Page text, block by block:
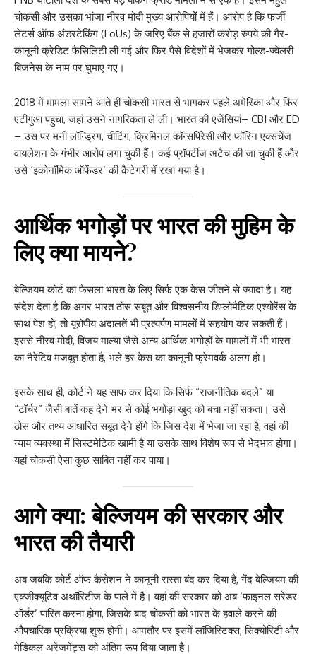
चोकसी और उसका भांजा नीरव मोदी मुख्य आरोपियों में हैं। आरोप है कि फर्जी
लेटर्स ऑफ अंडरटेकिंग (LoUs) के जरिए बैंक से हजारों करोड़ रुपये की गैर-
कानूनी क्रेडिट फैसिलिटी ली गई और फिर पैसे विदेशों में भेजकर गोल्ड-ज्वेलरी
बिजनेस के नाम पर घुमाए गए।
2018 में मामला सामने आते ही चोकसी भारत से भागकर पहले अमेरिका और फिर
एंटीगुआ पहुंचा, जहां उसने नागरिकता ले ली। भारत की एजेंसियां– CBI और ED
– उस पर मनी लॉन्ड्रिंग, चीटिंग, क्रिमिनल कॉन्सपिरेसी और फॉरिन एक्सचेंज
वायलेशन के गंभीर आरोप लगा चुकी हैं। कई प्रॉपर्टीज अटैच की जा चुकी हैं और
उसे ‘इकोनॉमिक ऑफेंडर’ की कैटेगरी में रखा गया है।
आर्थिक भगोड़ों पर भारत की मुहिम के
लिए क्या मायने?
बेल्जियम कोर्ट का फैसला भारत के लिए सिर्फ एक केस जीतने से ज्यादा है। यह
संदेश देता है कि अगर भारत ठोस सबूत और विश्वसनीय डिप्लोमैटिक एश्योरेंस के
साथ पेश हो, तो यूरोपीय अदालतें भी प्रत्यर्पण मामलों में सहयोग कर सकती हैं।
इससे नीरव मोदी, विजय माल्या जैसे अन्य आर्थिक भगोड़ों के मामलों में भी भारत
का नैरेटिव मजबूत होता है, भले हर केस का कानूनी फ्रेमवर्क अलग हो।
इसके साथ ही, कोर्ट ने यह साफ कर दिया कि सिर्फ “राजनीतिक बदले” या
“टॉर्चर” जैसी बातें कह देने भर से कोई भगोड़ा खुद को बचा नहीं सकता। उसे
ठोस और तथ्य आधारित सबूत देने होंगे कि जिस देश में भेजा जा रहा है, वहां की
न्याय व्यवस्था में सिस्टमेटिक खामी है या उसके साथ विशेष रूप से भेदभाव होगा।
यहां चोकसी ऐसा कुछ साबित नहीं कर पाया।
आगे क्या: बेल्जियम की सरकार और
भारत की तैयारी
अब जबकि कोर्ट ऑफ कैसेशन ने कानूनी रास्ता बंद कर दिया है, गेंद बेल्जियम की
एक्जीक्यूटिव अथॉरिटीज के पाले में है। वहां की सरकार को अब ‘फाइनल सरेंडर
ऑर्डर’ पारित करना होगा, जिसके बाद चोकसी को भारत के हवाले करने की
औपचारिक प्रक्रिया शुरू होगी। आमतौर पर इसमें लॉजिस्टिक्स, सिक्योरिटी और
मेडिकल अरेंजमेंट्स को अंतिम रूप दिया जाता है।